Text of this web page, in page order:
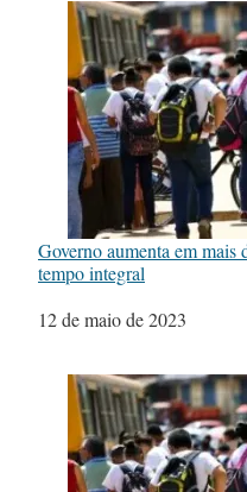
Governo aumenta em mais
tempo integral
Data
12 de maio de 2023